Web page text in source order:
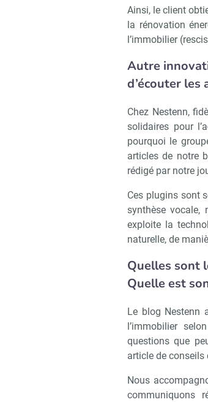
Ainsi, le client
la rénovation
l’immobilier
Autre
d’écouter les
Chez Nestenn,
solidaires pour
pourquoi le
articles de notre
rédigé par notre
Ces plugins sont
synthèse vocale,
exploite la
naturelle, de
Quelles sont
Quelle est
Le blog Nestenn
l’immobilier
questions que
article de conseils
Nous
communiquons